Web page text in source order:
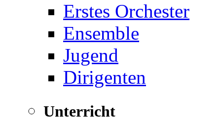
Erstes Orchester
Ensemble
Jugend
Dirigenten
Unterricht